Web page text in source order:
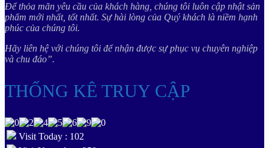
Để thỏa mãn yêu cầu của khách hàng, chúng tôi luôn cập nhật sản
phẩm mới nhất, tốt nhất. Sự hài lòng của Quý khách là niềm hạnh
phúc của chúng tôi.
Hãy liên hệ với chúng tôi để nhận được sự phục vụ chuyên nghiệp
và chu đáo”.
THỐNG KÊ TRUY CẬP
Visit Today : 102